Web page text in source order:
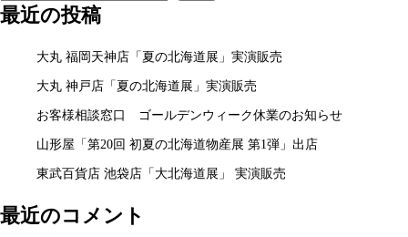
ゲ
稿
最近の投稿
大丸 福岡天神店「夏の北海道展」実演販売
大丸 神戸店「夏の北海道展」実演販売
お客様相談窓口 ゴールデンウィーク休業のお知らせ
山形屋「第20回 初夏の北海道物産展 第1弾」出店
東武百貨店 池袋店「大北海道展」 実演販売
最近のコメント